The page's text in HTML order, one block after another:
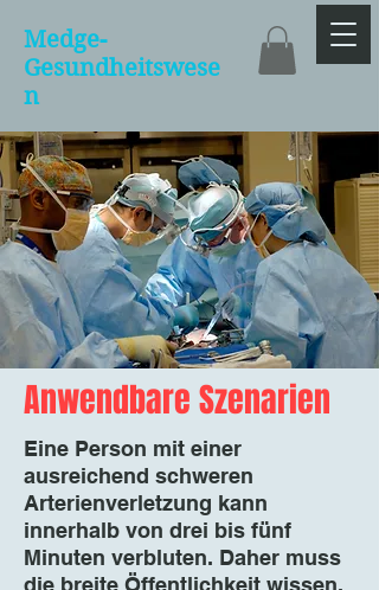
Medge-
Gesundheitswese
n
Anwendbare Szenarien
Eine Person mit einer
ausreichend schweren
Arterienverletzung kann
innerhalb von drei bis fünf
Minuten verbluten. Daher muss
die breite Öffentlichkeit wissen,